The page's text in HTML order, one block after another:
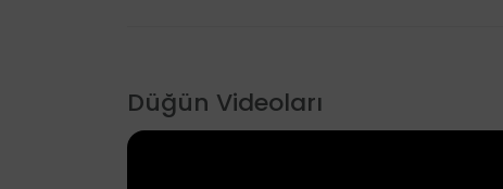
Düğün Videoları